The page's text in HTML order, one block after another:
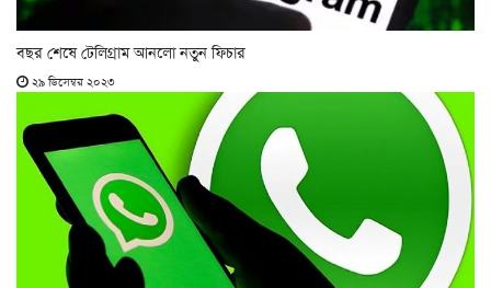
বছর শেষে টেলিগ্রাম আনলো নতুন ফিচার
২৯ ডিসেম্বর ২০২৩